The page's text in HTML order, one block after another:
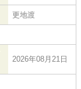
更地渡
2026年08月21日